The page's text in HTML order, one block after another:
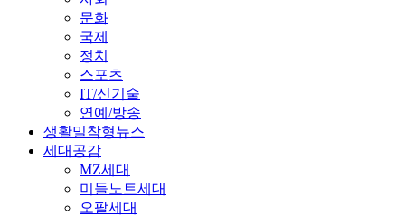
문화
국제
정치
스포츠
IT/신기술
연예/방송
생활밀착형뉴스
세대공감
MZ세대
미들노트세대
오팔세대